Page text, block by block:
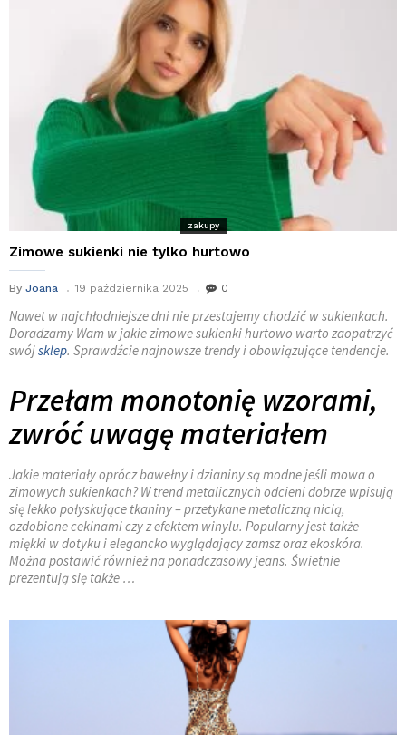
zakupy
Zimowe sukienki nie tylko hurtowo
By Joana 19 października 2025 0
Nawet w najchłodniejsze dni nie przestajemy chodzić w sukienkach.
Doradzamy Wam w jakie zimowe sukienki hurtowo warto zaopatrzyć
swójsklep. Sprawdźcie najnowsze trendy i obowiązujące tendencje.
Przełam monotonię wzorami,
zwróć uwagę materiałem
Jakie materiały oprócz bawełny i dzianiny są modne jeśli mowa o
zimowych sukienkach? W trend metalicznych odcieni dobrze wpisują
się lekko połyskujące tkaniny – przetykane metaliczną nicią,
ozdobione cekinami czy z efektem winylu. Popularny jest także
miękki w dotyku i elegancko wyglądający zamsz oraz ekoskóra.
Można postawić również na ponadczasowy jeans. Świetnie
prezentują się także …